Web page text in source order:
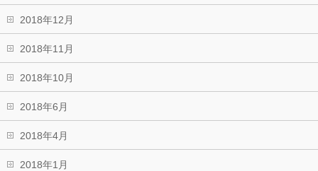
2018年12月
2018年11月
2018年10月
2018年6月
2018年4月
2018年1月